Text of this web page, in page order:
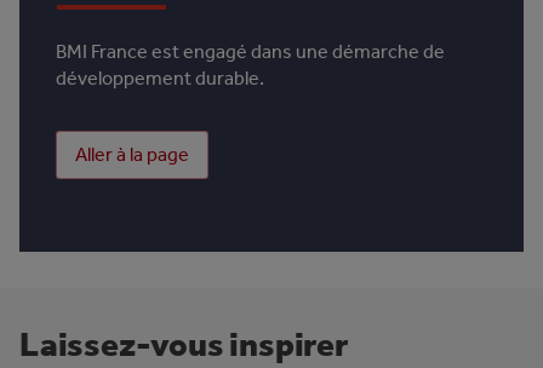
BMI France est engagé dans une démarche de
développement durable.
Aller à la page
Laissez-vous inspirer